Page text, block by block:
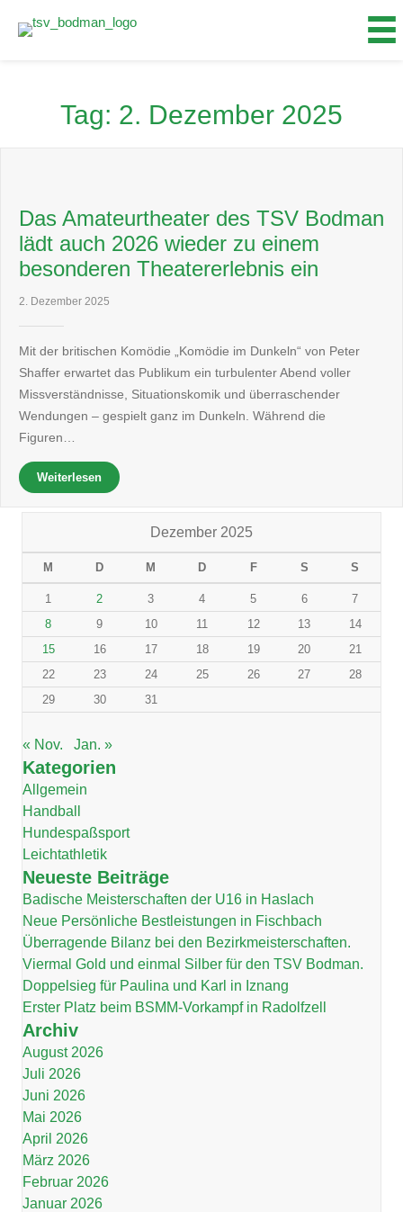
Inhalt
Tag: 2. Dezember 2025
Das Amateurtheater des TSV Bodman
lädt auch 2026 wieder zu einem
besonderen Theatererlebnis ein
2. Dezember 2025
Mit der britischen Komödie „Komödie im Dunkeln“ von Peter
Shaffer erwartet das Publikum ein turbulenter Abend voller
Missverständnisse, Situationskomik und überraschender
Wendungen – gespielt ganz im Dunkeln. Während die
Figuren…
Weiterlesen
Dezember 2025
M D M D F S S
1 2 3 4 5 6
7
8
9 10 11 12 13
14
15
16 17 18 19 20
21
22
23 24 25 26 27
28
29
30 31
« Nov. Jan. »
Kategorien
Allgemein
Handball
Hundespaßsport
Leichtathletik
Neueste Beiträge
Badische Meisterschaften der U16 in Haslach
Neue Persönliche Bestleistungen in Fischbach
Überragende Bilanz bei den Bezirkmeisterschaften.
Viermal Gold und einmal Silber für den TSV Bodman.
Doppelsieg für Paulina und Karl in Iznang
Erster Platz beim BSMM-Vorkampf in Radolfzell
Archiv
August 2026
Juli 2026
Juni 2026
Mai 2026
April 2026
März 2026
Februar 2026
Januar 2026